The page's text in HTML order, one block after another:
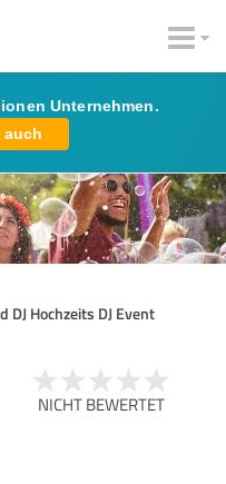
Unternehmen.
auch
DJ Hochzeits DJ Event
NICHT BEWERTET